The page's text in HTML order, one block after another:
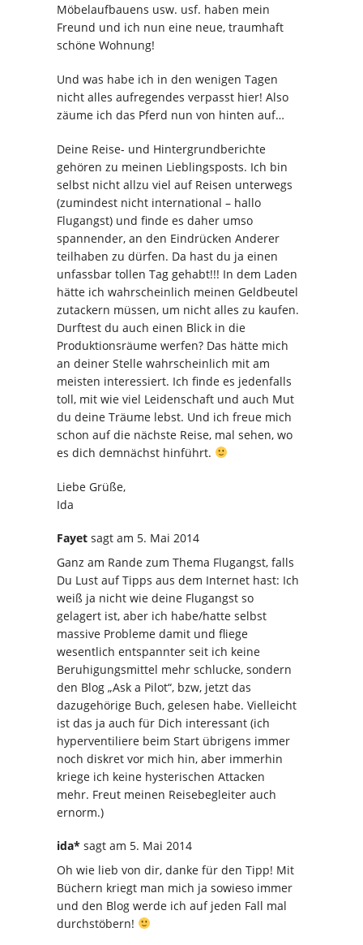
Möbelaufbauens usw. usf. haben mein
Freund und ich nun eine neue, traumhaft
schöne Wohnung!
Und was habe ich in den wenigen Tagen
nicht alles aufregendes verpasst hier! Also
zäume ich das Pferd nun von hinten auf…
Deine Reise- und Hintergrundberichte
gehören zu meinen Lieblingsposts. Ich bin
selbst nicht allzu viel auf Reisen unterwegs
(zumindest nicht international – hallo
Flugangst) und finde es daher umso
spannender, an den Eindrücken Anderer
teilhaben zu dürfen. Da hast du ja einen
unfassbar tollen Tag gehabt!!! In dem Laden
hätte ich wahrscheinlich meinen Geldbeutel
zutackern müssen, um nicht alles zu kaufen.
Durftest du auch einen Blick in die
Produktionsräume werfen? Das hätte mich
an deiner Stelle wahrscheinlich mit am
meisten interessiert. Ich finde es jedenfalls
toll, mit wie viel Leidenschaft und auch Mut
du deine Träume lebst. Und ich freue mich
schon auf die nächste Reise, mal sehen, wo
es dich demnächst hinführt.
Liebe Grüße,
Ida
Fayet sagt am 5. Mai 2014
Ganz am Rande zum Thema Flugangst, falls
Du Lust auf Tipps aus dem Internet hast: Ich
weiß ja nicht wie deine Flugangst so
gelagert ist, aber ich habe/hatte selbst
massive Probleme damit und fliege
wesentlich entspannter seit ich keine
Beruhigungsmittel mehr schlucke, sondern
den Blog „Ask a Pilot“, bzw, jetzt das
dazugehörige Buch, gelesen habe. Vielleicht
ist das ja auch für Dich interessant (ich
hyperventiliere beim Start übrigens immer
noch diskret vor mich hin, aber immerhin
kriege ich keine hysterischen Attacken
mehr. Freut meinen Reisebegleiter auch
ernorm.)
ida* sagt am 5. Mai 2014
Oh wie lieb von dir, danke für den Tipp! Mit
Büchern kriegt man mich ja sowieso immer
und den Blog werde ich auf jeden Fall mal
durchstöbern!